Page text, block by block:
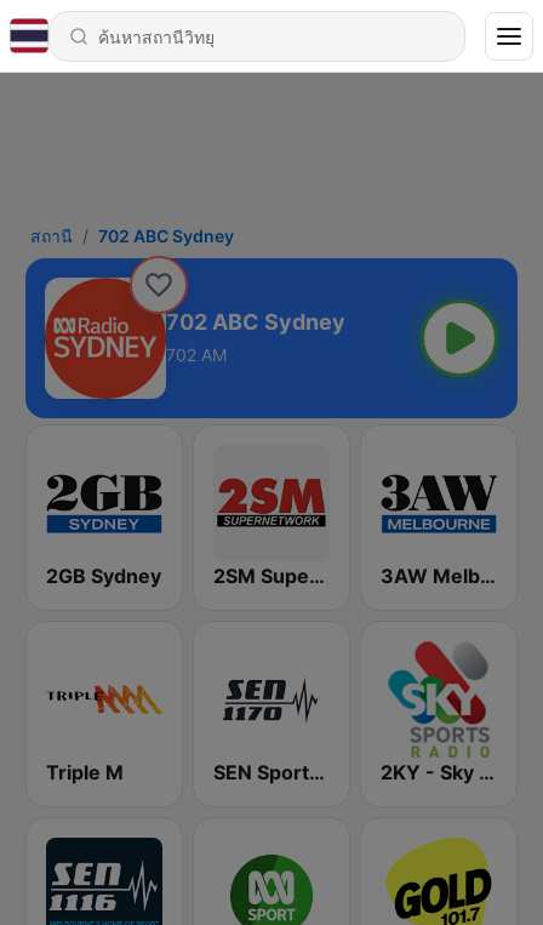
สถานี 702 ABC Sydney
702 ABC Sydney
702 AM
2GB Sydney 2SM Super Radio 3AW Melbourne
Triple M SEN Sports 1170 Sydney 2KY - Sky Sports Radio